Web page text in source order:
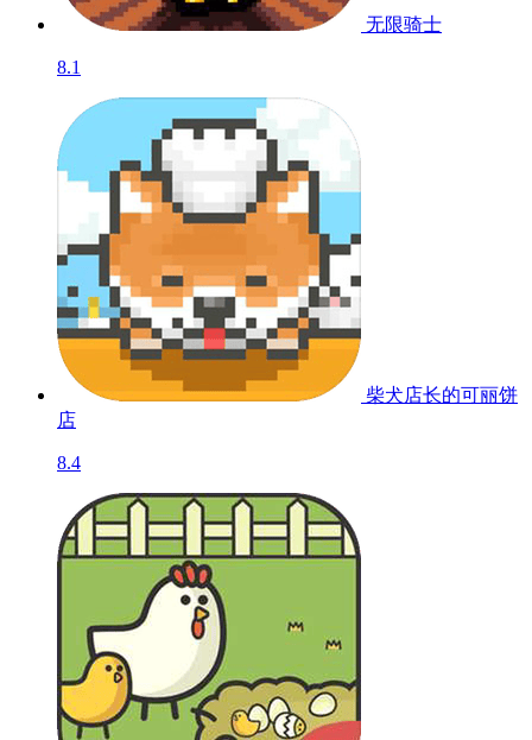
无限骑士
8.1
柴犬店长的可丽饼
店
8.4